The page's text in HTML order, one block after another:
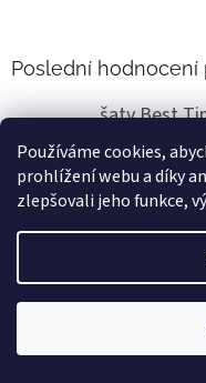
Používáme cookies,
prohlížení webu a díky
zlepšovali jeho funkce,
Poslední hodnocení
šaty Best
Hodnocení
| Renata
Super už jsem zakoupila v